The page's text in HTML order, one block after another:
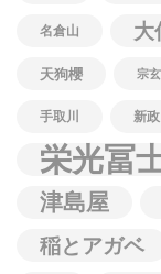
名倉山 大
天狗櫻 宗玄
手取川 新政
栄光冨
津島屋
稲とアガベ